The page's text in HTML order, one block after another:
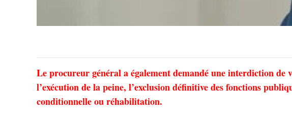
Le procureur général a également demandé une interdiction de
l’exécution de la peine, l’exclusion définitive des fonctions
conditionnelle ou réhabilitation.